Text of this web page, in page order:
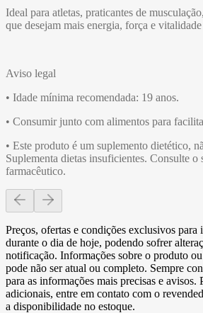
Ideal para atletas, praticantes de
que desejam mais energia, força e
Aviso legal
• Idade mínima recomendada: 19 anos.
• Consumir junto com alimentos para
• Este produto é um suplemento dietético,
Suplementa dietas insuficientes. Consulte o
farmacêutico.
Preços, ofertas e condições exclusivos para
durante o dia de hoje, podendo sofrer
notificação. Informações sobre o produto ou
pode não ser atual ou completo. Sempre
para as informações mais precisas e avisos.
adicionais, entre em contato com o
a disponibilidade no estoque.